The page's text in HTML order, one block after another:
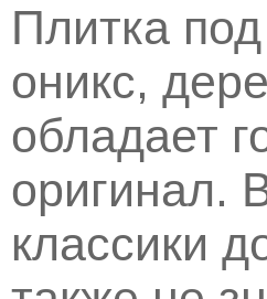
Плитка
оникс,
обладает
оригинал.
классики